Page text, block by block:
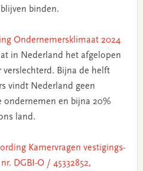
binden.
Ondernemersklimaat 2024
in Nederland het afgelopen
verslechterd. Bijna de helft
vindt Nederland geen
ondernemen en bijna 20%
land.
Kamervragen vestigings-
DGBI-O / 45332852,